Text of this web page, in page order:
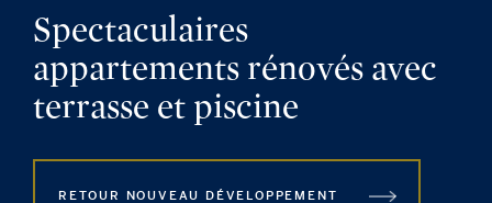
Spectaculaires
appartements rénovés avec
terrasse et piscine
RETOUR NOUVEAU DÉVELOPPEMENT